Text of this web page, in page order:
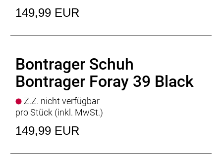
149,99 EUR
Bontrager Schuh
Bontrager Foray 39 Black
Z.Z. nicht verfügbar
pro Stück (inkl. MwSt.)
149,99 EUR